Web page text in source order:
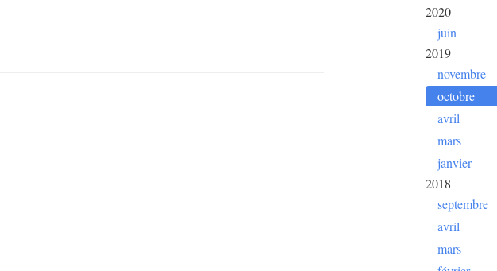
2020
juin
2019
novembre
octobre
avril
mars
janvier
2018
septembre
avril
mars